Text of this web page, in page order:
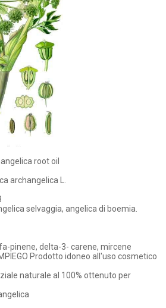
root oil
archangelica L.
selvaggia, angelica di boemia.
pinene, delta-3- carene, mircene
Prodotto idoneo all'uso cosmetico
naturale al 100% ottenuto per